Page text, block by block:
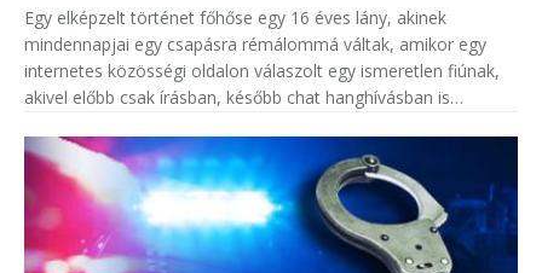
Egy elképzelt történet főhőse egy 16 éves lány, akinek
mindennapjai egy csapásra rémálommá váltak, amikor egy
internetes közösségi oldalon válaszolt egy ismeretlen fiúnak,
akivel előbb csak írásban, később chat hanghívásban is